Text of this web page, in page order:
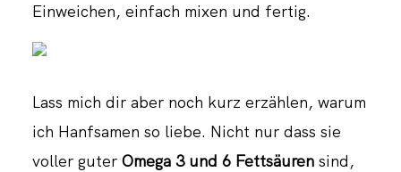
Einweichen, einfach mixen und fertig.
Lass mich dir aber noch kurz erzählen, warum
ich Hanfsamen so liebe. Nicht nur dass sie
voller guter Omega 3 und 6 Fettsäurensind,